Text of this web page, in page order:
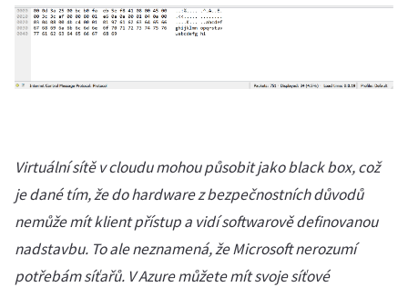
Virtuální sítě v cloudu mohou působit jako black box, což
je dané tím, že do hardware z bezpečnostních důvodů
nemůže mít klient přístup a vidí softwarově definovanou
nadstavbu. To ale neznamená, že Microsoft nerozumí
potřebám síťařů. V Azure můžete mít svoje síťové